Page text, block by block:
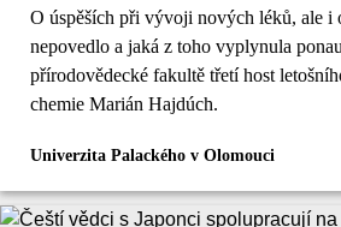
O úspěších při vývoji nových léků, ale i
nepovedlo a jaká z toho vyplynula
přírodovědecké fakultě třetí host
chemie Marián Hajdúch.
Univerzita Palackého v Olomouci